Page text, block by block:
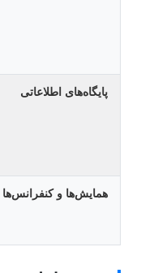
پایگاه‌های اطلاعاتی
همایش‌ها و کنفرانس‌ها